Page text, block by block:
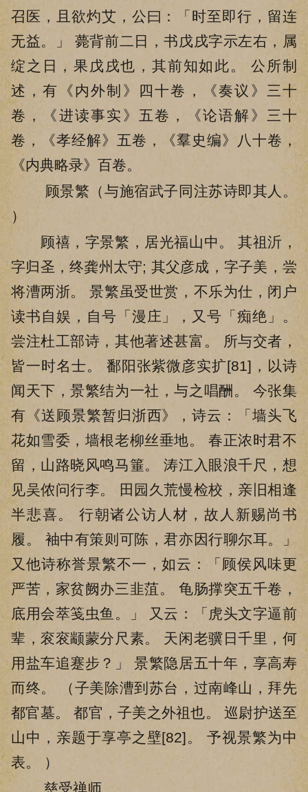
召医，且欲灼艾，公曰：「时至即行，留连
无益。」 薨背前二日，书戊戌字示左右，属
绽之日，果戊戌也，其前知如此。 公所制
述，有《内外制》四十卷，《奏议》三十
卷，《进读事实》五卷，《论语解》三十
卷，《孝经解》五卷，《羣史编》八十卷，
《内典略录》百卷。
顾景繁（与施宿武子同注苏诗即其人。
）
顾禧，字景繁，居光福山中。 其祖沂，
字归圣，终龚州太守; 其父彦成，字子美，尝
将漕两浙。 景繁虽受世赏，不乐为仕，闭户
读书自娱，自号「漫庄」，又号「痴绝」。
尝注杜工部诗，其他著述甚富。 所与交者，
皆一时名士。 鄱阳张紫微彦实扩[81]，以诗
闻天下，景繁结为一社，与之唱酬。 今张集
有《送顾景繁暂归浙西》，诗云：「墙头飞
花如雪委，墙根老柳丝垂地。 春正浓时君不
留，山路晓风鸣马箠。 涛江入眼浪千尺，想
见吴侬问行李。 田园久荒慢检校，亲旧相逢
半悲喜。 行朝诸公访人材，故人新赐尚书
履。 袖中有策则可陈，君亦因行聊尔耳。」
又他诗称誉景繁不一，如云：「顾侯风味更
严苦，家贫阙办三韭菹。 龟肠撑突五千卷，
底用会萃笺虫鱼。」 又云：「虎头文字逼前
辈，衮衮颛蒙分尺素。 天闲老骥日千里，何
用盐车追蹇步？」 景繁隐居五十年，享高寿
而终。 （子美除漕到苏台，过南峰山，拜先
都官墓。 都官，子美之外祖也。 巡尉护送至
山中，亲题于享亭之壁[82]。 予视景繁为中
表。 ）
慈受禅师